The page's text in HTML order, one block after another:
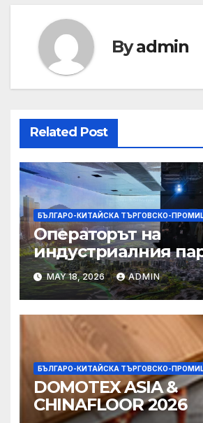
Byadmin
Related Post
БЪЛГАРО-КИТАЙСКА ТЪРГОВСКО-
Операторът на
индустриалния
Shui Kiu разглежда
издаването на
намаляване на
фирмите
MAY 18, 2026 ADMIN
БЪЛГАРО-КИТАЙСКА ТЪРГОВСКО-
DOMOTEX ASIA &
CHINAFLOOR 2026